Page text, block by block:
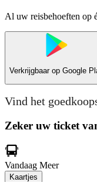
Al uw reisbehoeften op
Verkrijgbaar op Google
Vind het
Zeker uw ticket
Vandaag Meer
Kaartjes